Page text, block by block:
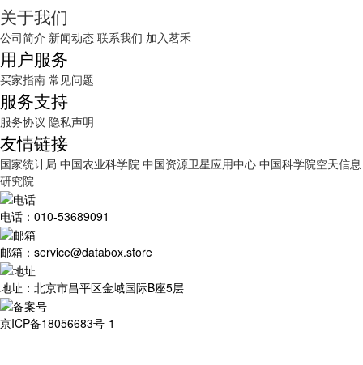
关于我们
公司简介 新闻动态 联系我们 加入茗禾
用户服务
买家指南 常见问题
服务支持
服务协议 隐私声明
友情链接
国家统计局 中国农业科学院 中国资源卫星应用中心 中国科学院空天信息
研究院
电话：010-53689091
邮箱：service@databox.store
地址：北京市昌平区金域国际B座5层
京ICP备18056683号-1